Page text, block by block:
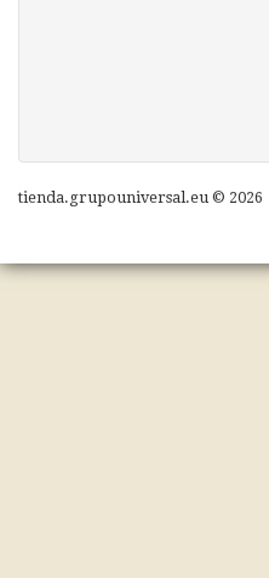
tienda.grupouniversal.eu © 2026